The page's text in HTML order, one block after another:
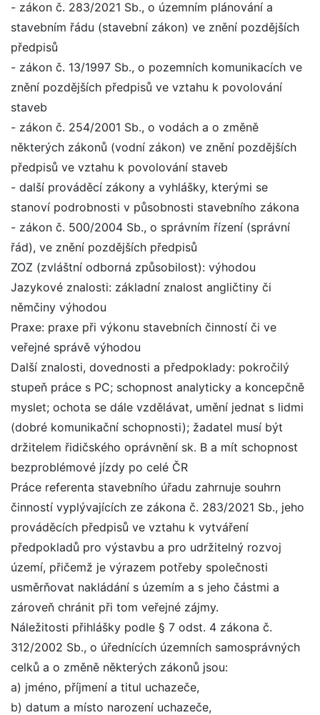
- zákon č. 283/2021 Sb., o územním plánování a
stavebním řádu (stavební zákon) ve znění pozdějších
předpisů
- zákon č. 13/1997 Sb., o pozemních komunikacích ve
znění pozdějších předpisů ve vztahu k povolování
staveb
- zákon č. 254/2001 Sb., o vodách a o změně
některých zákonů (vodní zákon) ve znění pozdějších
předpisů ve vztahu k povolování staveb
- další prováděcí zákony a vyhlášky, kterými se
stanoví podrobnosti v působnosti stavebního zákona
- zákon č. 500/2004 Sb., o správním řízení (správní
řád), ve znění pozdějších předpisů
ZOZ (zvláštní odborná způsobilost): výhodou
Jazykové znalosti: základní znalost angličtiny či
němčiny výhodou
Praxe: praxe při výkonu stavebních činností či ve
veřejné správě výhodou
Další znalosti, dovednosti a předpoklady: pokročilý
stupeň práce s PC; schopnost analyticky a koncepčně
myslet; ochota se dále vzdělávat, umění jednat s lidmi
(dobré komunikační schopnosti); žadatel musí být
držitelem řidičského oprávnění sk. B a mít schopnost
bezproblémové jízdy po celé ČR
Práce referenta stavebního úřadu zahrnuje souhrn
činností vyplývajících ze zákona č. 283/2021 Sb., jeho
prováděcích předpisů ve vztahu k vytváření
předpokladů pro výstavbu a pro udržitelný rozvoj
území, přičemž je výrazem potřeby společnosti
usměrňovat nakládání s územím a s jeho částmi a
zároveň chránit při tom veřejné zájmy.
Náležitosti přihlášky podle § 7 odst. 4 zákona č.
312/2002 Sb., o úřednících územních samosprávných
celků a o změně některých zákonů jsou:
a) jméno, příjmení a titul uchazeče,
b) datum a místo narození uchazeče,